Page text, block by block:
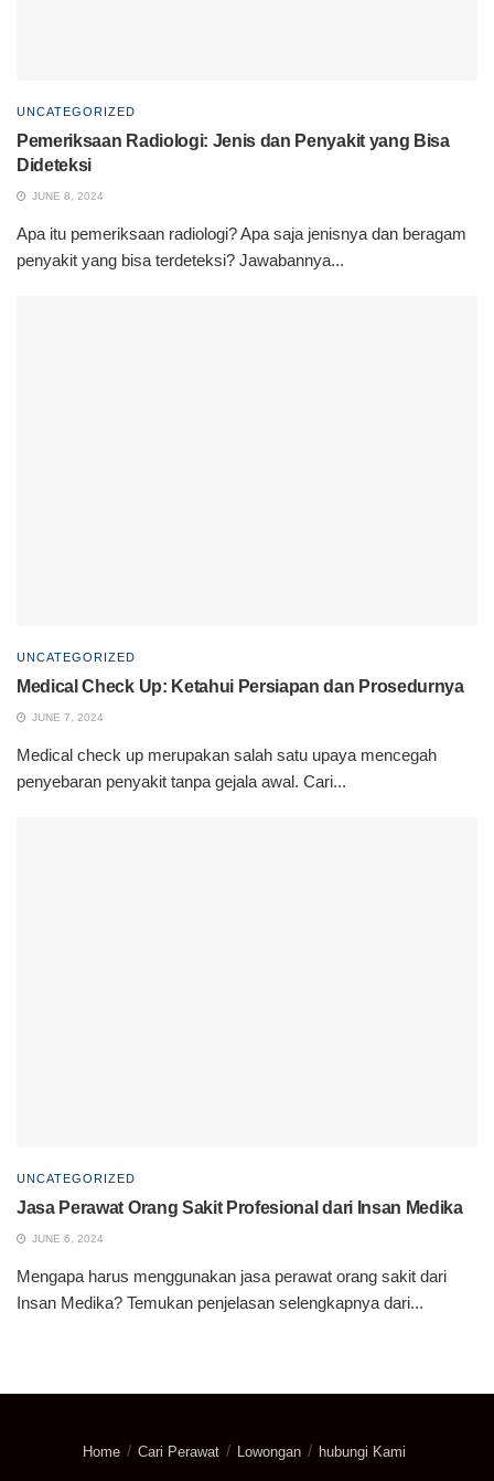
UNCATEGORIZED
Pemeriksaan Radiologi: Jenis dan Penyakit yang Bisa
Dideteksi
JUNE 8, 2024
Apa itu pemeriksaan radiologi? Apa saja jenisnya dan beragam
penyakit yang bisa terdeteksi? Jawabannya...
UNCATEGORIZED
Medical Check Up: Ketahui Persiapan dan Prosedurnya
JUNE 7, 2024
Medical check up merupakan salah satu upaya mencegah
penyebaran penyakit tanpa gejala awal. Cari...
UNCATEGORIZED
Jasa Perawat Orang Sakit Profesional dari Insan Medika
JUNE 6, 2024
Mengapa harus menggunakan jasa perawat orang sakit dari
Insan Medika? Temukan penjelasan selengkapnya dari...
Home Cari Perawat Lowongan hubungi Kami